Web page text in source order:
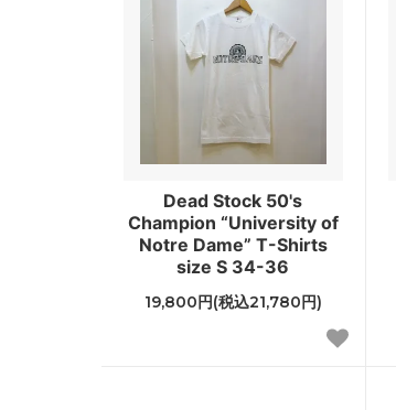
Dead Stock 50's
Champion “University of
Notre Dame” T-Shirts
size S 34-36
19,800円(税込21,780円)